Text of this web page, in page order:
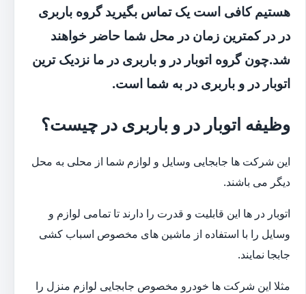
هستیم کافی است یک تماس بگیرید گروه باربری
در در کمترین زمان در محل شما حاضر خواهند
شد.چون گروه اتوبار در و باربری در ما نزدیک ترین
اتوبار در و باربری در به شما است.
وظیفه اتوبار در و باربری در چیست؟
این شرکت ها جابجایی وسایل و لوازم شما از محلی به محل
دیگر می باشند.
اتوبار در ها این قابلیت و قدرت را دارند تا تمامی لوازم و
وسایل را با استفاده از ماشین های مخصوص اسباب کشی
جابجا نمایند.
مثلا این شرکت ها خودرو مخصوص جابجایی لوازم منزل را